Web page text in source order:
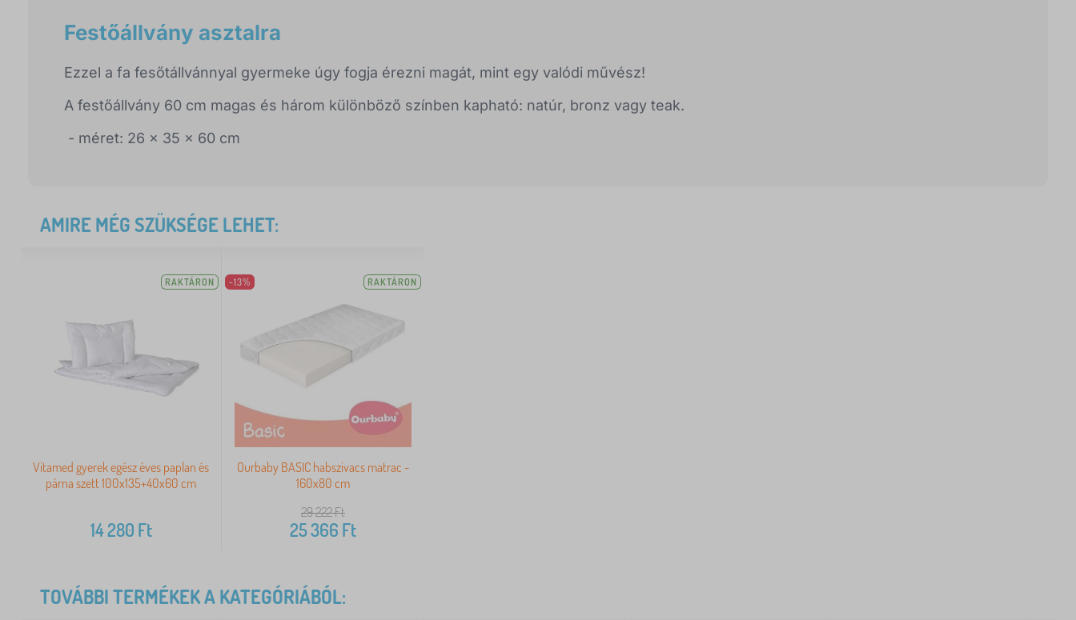
Festőállvány asztalra
Ezzel a fa fesőtállvánnyal gyermeke úgy fogja érezni magát, mint egy valódi művész!
A festőállvány 60 cm magas és három különböző színben kapható: natúr, bronz vagy teak.
- méret: 26 x 35 x 60 cm
AMIRE MÉG SZÜKSÉGE LEHET:
RAKTÁRON
Vitamed gyerek egész éves paplan és
párna szett 100x135+40x60 cm
14 280 Ft
-13% RAKTÁRON
Ourbaby BASIC habszivacs matrac -
160x80 cm
29 222Ft
25 366 Ft
TOVÁBBI TERMÉKEK A KATEGÓRIÁBÓL: